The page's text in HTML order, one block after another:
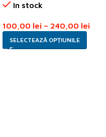
In stock
100,00 lei – 240,00 lei
SELECTEAZĂ OPȚIUNILE